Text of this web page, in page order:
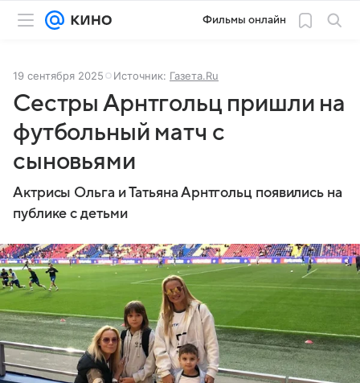
Фильмы онлайн
19 сентября 2025 Источник: Газета.Ru
Сестры Арнтгольц пришли на
футбольный матч с
сыновьями
Актрисы Ольга и Татьяна Арнтгольц появились на
публике с детьми